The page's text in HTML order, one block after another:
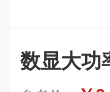
数显大功